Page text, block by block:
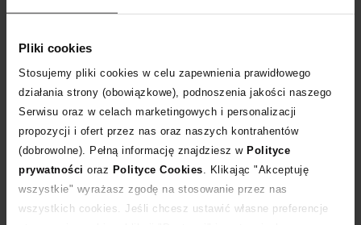
Pliki cookies
Stosujemy pliki cookies w celu zapewnienia prawidłowego
działania strony (obowiązkowe), podnoszenia jakości naszego
Serwisu oraz w celach marketingowych i personalizacji
propozycji i ofert przez nas oraz naszych kontrahentów
(dobrowolne). Pełną informację znajdziesz w Polityce
prywatności oraz Polityce Cookies . Klikając "Akceptuję
wszystkie" wyrażasz zgodę na stosowanie przez nas
wszystkich cookies. Jeśli chcesz ustawić własne preferencje
III. POSTĘPOWANIE REKLAMACYJNE
Wszystkie osoby mają prawo zgłaszać Organizatorowi reklamacje
dotyczące ich udziału w Promocji.
Reklamacje rozpatruje specjalna komisja powołana przez
Organizatora.
Zaleca się, aby reklamacje były sporządzone w formie pisemnej oraz
zawierały imię i nazwisko, dokładny adres, datę i miejsce zdarzenia,
którego dotyczy roszczenie, jak również dokładny opis i powód
reklamacji oraz treść żądania. Reklamacje w formie wiadomości e-
mail można przesyłać na adres:pytanie@moliera2.com.
Rozpatrywanie reklamacji trwa 14 dni kalendarzowych od dnia jej
otrzymania, włączając w to wysyłkę pisma zawierającego odpowiedź
na reklamację. Organizator rozpatrując reklamację, stosować będzie
postanowienia Regulaminu. O decyzji Organizatora reklamujący